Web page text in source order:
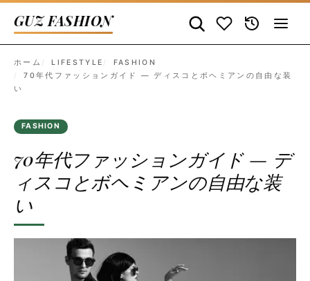
GUZ FASHION
ホーム LIFESTYLE
FASHION
70年代ファッションガイド — ディスコとボヘミアンの自由な装
い
FASHION
70年代ファッションガイド — デ
ィスコとボヘミアンの自由な装
い